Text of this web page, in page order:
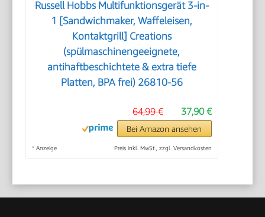
Russell Hobbs Multifunktionsgerät 3-in-
1 [Sandwichmaker, Waffeleisen,
Kontaktgrill] Creations
(spülmaschinengeeignete,
antihaftbeschichtete & extra tiefe
Platten, BPA frei) 26810-56
37,90 €
64,99 €
Bei Amazon ansehen
* Anzeige Preis inkl. MwSt., zzgl. Versandkosten